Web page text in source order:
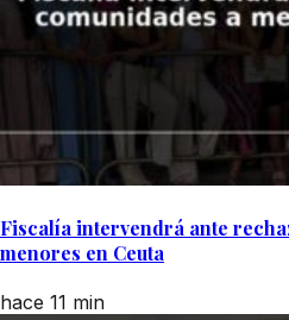
Fiscalía intervendrá ante
menores en Ceuta
hace 11 min